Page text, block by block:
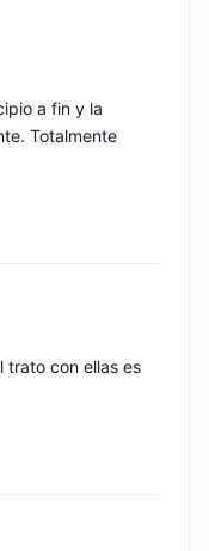
a fin y la
Totalmente
trato con ellas es